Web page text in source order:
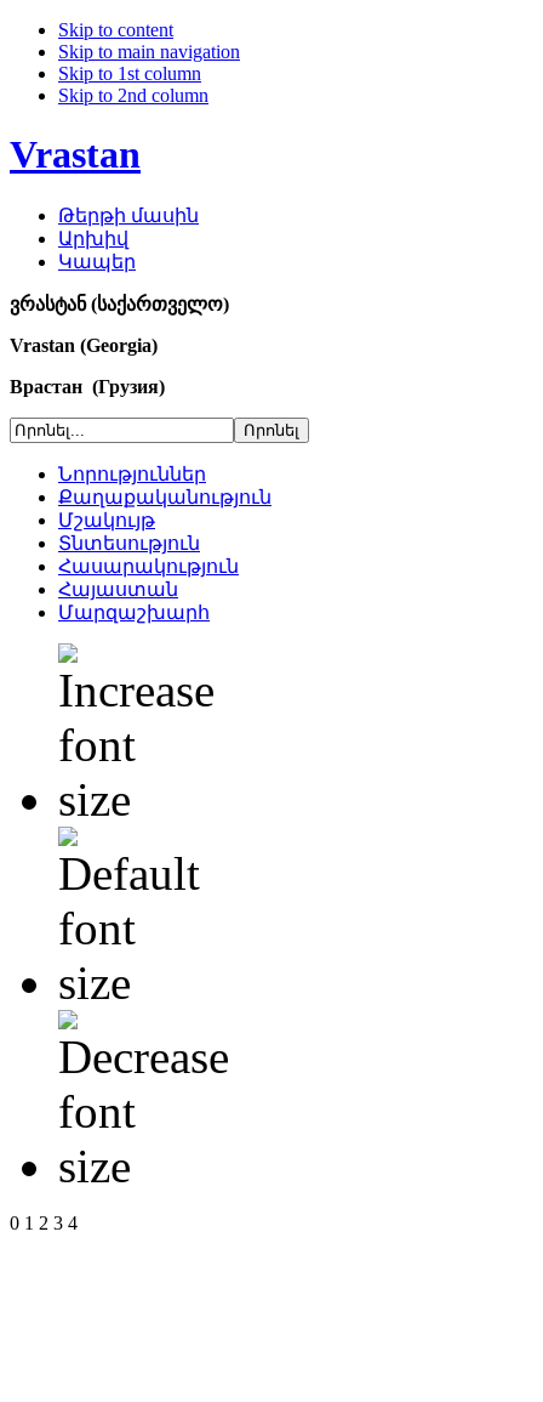
Skip to content
Skip to main navigation
Skip to 1st column
Skip to 2nd column
Vrastan
Թերթի մասին
Արխիվ
Կապեր
ვრასტან (საქართველო)
Vrastan (Georgia)
Врастан (Грузия)
Նորություններ
Քաղաքականություն
Մշակույթ
Տնտեսություն
Հասարակություն
Հայաստան
Մարզաշխարհ
0 1 2 3 4